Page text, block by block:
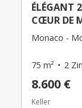
ÉLÉGANT
CŒUR DE
Monaco -
75 m² 2
8.600 €
Keller